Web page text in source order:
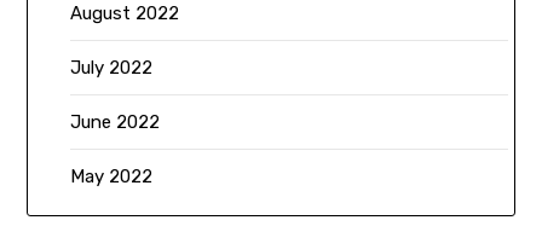
August 2022
July 2022
June 2022
May 2022